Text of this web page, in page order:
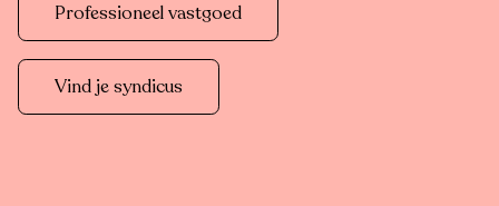
Professioneel vastgoed
Vind je syndicus